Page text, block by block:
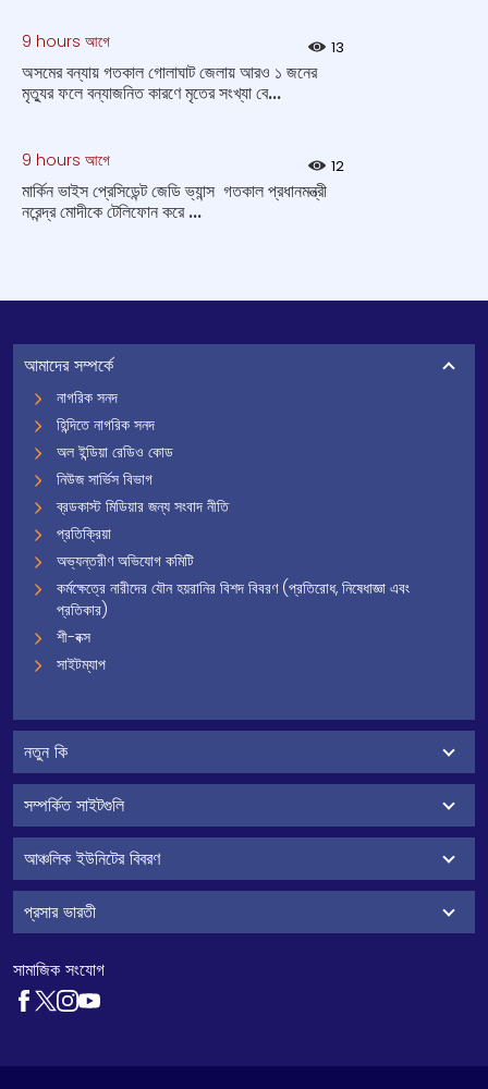
9 hours আগে 13
অসমের বন্যায় গতকাল গোলাঘাট জেলায় আরও ১ জনের
মৃত্যুর ফলে বন্যাজনিত কারণে মৃতের সংখ্যা বে...
9 hours আগে 12
মার্কিন ভাইস প্রেসিডেন্ট জেডি ভ্যান্স গতকাল প্রধানমন্ত্রী
নরেন্দ্র মোদীকে টেলিফোন করে ...
আমাদের সম্পর্কে
নাগরিক সনদ
হিন্দিতে নাগরিক সনদ
অল ইন্ডিয়া রেডিও কোড
নিউজ সার্ভিস বিভাগ
ব্রডকাস্ট মিডিয়ার জন্য সংবাদ নীতি
প্রতিক্রিয়া
অভ্যন্তরীণ অভিযোগ কমিটি
কর্মক্ষেত্রে নারীদের যৌন হয়রানির বিশদ বিবরণ (প্রতিরোধ, নিষেধাজ্ঞা এবং
প্রতিকার)
শী-বক্স
সাইটম্যাপ
নতুন কি
সম্পর্কিত সাইটগুলি
আঞ্চলিক ইউনিটের বিবরণ
প্রসার ভারতী
সামাজিক সংযোগ